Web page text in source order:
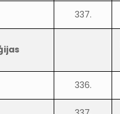
337.
336.